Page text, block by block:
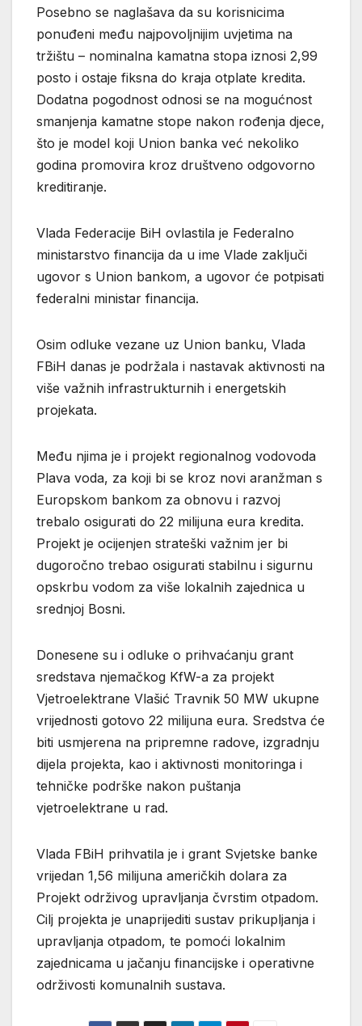
Posebno se naglašava da su korisnicima
ponuđeni među najpovoljnijim uvjetima na
tržištu – nominalna kamatna stopa iznosi 2,99
posto i ostaje fiksna do kraja otplate kredita.
Dodatna pogodnost odnosi se na mogućnost
smanjenja kamatne stope nakon rođenja djece,
što je model koji Union banka već nekoliko
godina promovira kroz društveno odgovorno
kreditiranje.
Vlada Federacije BiH ovlastila je Federalno
ministarstvo financija da u ime Vlade zaključi
ugovor s Union bankom, a ugovor će potpisati
federalni ministar financija.
Osim odluke vezane uz Union banku, Vlada
FBiH danas je podržala i nastavak aktivnosti na
više važnih infrastrukturnih i energetskih
projekata.
Među njima je i projekt regionalnog vodovoda
Plava voda, za koji bi se kroz novi aranžman s
Europskom bankom za obnovu i razvoj
trebalo osigurati do 22 milijuna eura kredita.
Projekt je ocijenjen strateški važnim jer bi
dugoročno trebao osigurati stabilnu i sigurnu
opskrbu vodom za više lokalnih zajednica u
srednjoj Bosni.
Donesene su i odluke o prihvaćanju grant
sredstava njemačkog KfW-a za projekt
Vjetroelektrane Vlašić Travnik 50 MW ukupne
vrijednosti gotovo 22 milijuna eura. Sredstva će
biti usmjerena na pripremne radove, izgradnju
dijela projekta, kao i aktivnosti monitoringa i
tehničke podrške nakon puštanja
vjetroelektrane u rad.
Vlada FBiH prihvatila je i grant Svjetske banke
vrijedan 1,56 milijuna američkih dolara za
Projekt održivog upravljanja čvrstim otpadom.
Cilj projekta je unaprijediti sustav prikupljanja i
upravljanja otpadom, te pomoći lokalnim
zajednicama u jačanju financijske i operativne
održivosti komunalnih sustava.